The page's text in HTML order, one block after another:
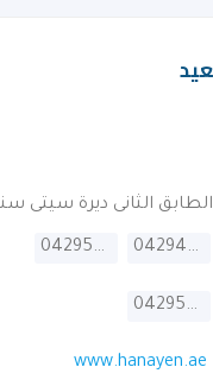
الطابق الثانى ديرة سيتى
042944473
042950005
042950006
www.hanayen.ae